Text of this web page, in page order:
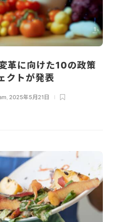
革に向けた10の政策
クトが発表
, 2025年5月21日